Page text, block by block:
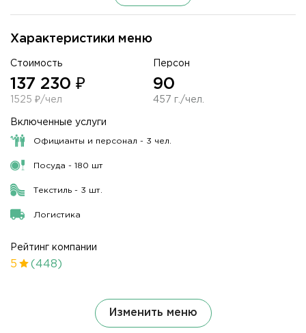
Характеристики меню
Стоимость
137 230 ₽
1525 ₽/чел
Персон
90
457 г./чел.
Включенные услуги
Официанты и персонал - 3 чел.
Посуда - 180 шт
Текстиль - 3 шт.
Логистика
Рейтинг компании
5 (448)
Изменить меню